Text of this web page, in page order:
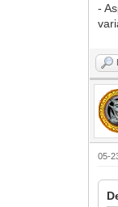
-
05-